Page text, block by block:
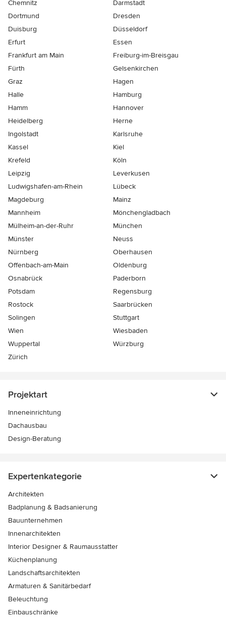
Chemnitz
Darmstadt
Dortmund
Dresden
Duisburg
Düsseldorf
Erfurt
Essen
Frankfurt am Main
Freiburg-im-Breisgau
Fürth
Gelsenkirchen
Graz
Hagen
Halle
Hamburg
Hamm
Hannover
Heidelberg
Herne
Ingolstadt
Karlsruhe
Kassel
Kiel
Krefeld
Köln
Leipzig
Leverkusen
Ludwigshafen-am-Rhein
Lübeck
Magdeburg
Mainz
Mannheim
Mönchen­gladbach
Mülheim-an-der-Ruhr
München
Münster
Neuss
Nürnberg
Oberhausen
Offenbach-am-Main
Oldenburg
Osnabrück
Paderborn
Potsdam
Regensburg
Rostock
Saarbrücken
Solingen
Stuttgart
Wien
Wiesbaden
Wuppertal
Würzburg
Zürich
Projektart
Inneneinrichtung
Dachausbau
Design-Beratung
Expertenkategorie
Architekten
Badplanung & Badsanierung
Bauunternehmen
Innenarchitekten
Interior Designer & Raumausstatter
Küchenplanung
Landschaftsarchitekten
Armaturen & Sanitärbedarf
Beleuchtung
Einbauschränke